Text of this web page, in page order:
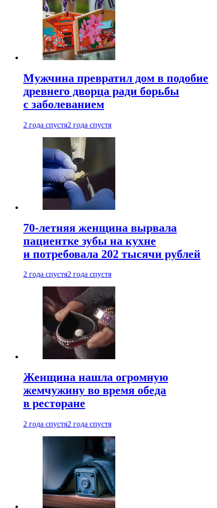
Мужчина превратил дом в подобие
древнего дворца ради борьбы
с заболеванием
2 года спустя2 года спустя
70-летняя женщина вырвала
пациентке зубы на кухне
и потребовала 202 тысячи рублей
2 года спустя2 года спустя
Женщина нашла огромную
жемчужину во время обеда
в ресторане
2 года спустя2 года спустя